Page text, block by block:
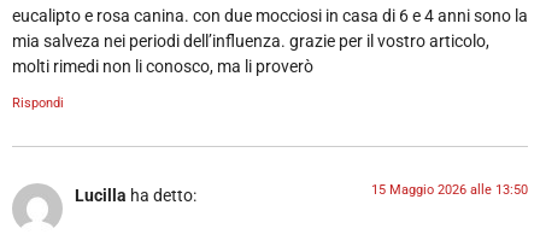
eucalipto e rosa canina. con due mocciosi in casa di 6 e 4 anni sono la
mia salveza nei periodi dell’influenza. grazie per il vostro articolo,
molti rimedi non li conosco, ma li proverò
Rispondi
Lucilla ha detto: 15 Maggio 2026 alle 13:50